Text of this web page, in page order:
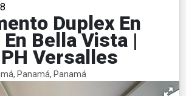
Duplex En
Bella Vista |
Versalles
Panamá, Panamá